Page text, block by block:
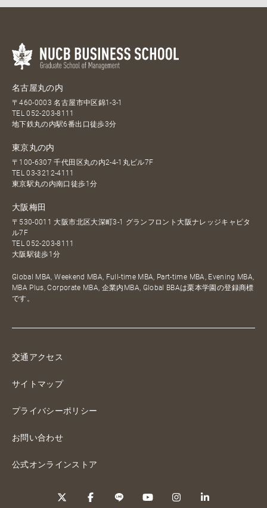
名古屋丸の内
〒460-0003 名古屋市中区錦1-3-1
TEL052-203-8111
地下鉄丸の内駅6番出口徒歩3分
東京丸の内
〒100-6307 千代田区丸の内2-4-1丸ビル7F
TEL03-3212-4111
東京駅丸の内南口徒歩1分
大阪梅田
〒530-0011 大阪市北区大深町3-1 グランフロント大阪ナレッジキャピタ
ル7F
TEL052-203-8111
大阪駅徒歩1分
Global MBA, Weekend MBA, Full-time MBA, Part-time MBA, Evening MBA,
MBA Plus, Corporate MBA, 企業内MBA, Global BBAは栗本学園の登録商標
です。
交通アクセス
サイトマップ
プライバシーポリシー
お問い合わせ
公式オンラインストア